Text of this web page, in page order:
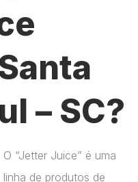
– SC?
O “Jetter Juice” é uma
linha de produtos de